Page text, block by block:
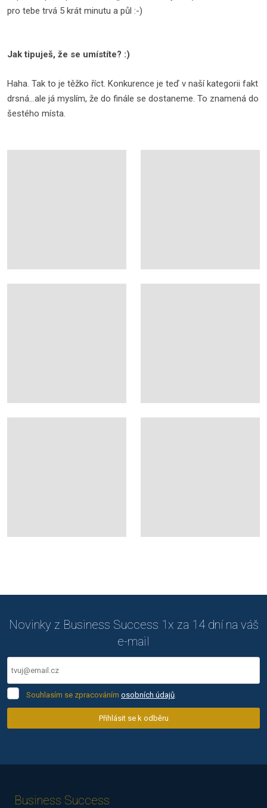
pro tebe trvá 5 krát minutu a půl :-)
Jak tipuješ, že se umístíte? :)
Haha. Tak to je těžko říct. Konkurence je teď v naší kategorii fakt
drsná...ale já myslím, že do finále se dostaneme. To znamená do
šestého místa.
Novinky z Business Success 1x za 14 dní na váš
e-mail
Souhlasím
Souhlasím se zpracováním osobních údajů.
Přihlásit se k odběru
odeslat.
Business Success